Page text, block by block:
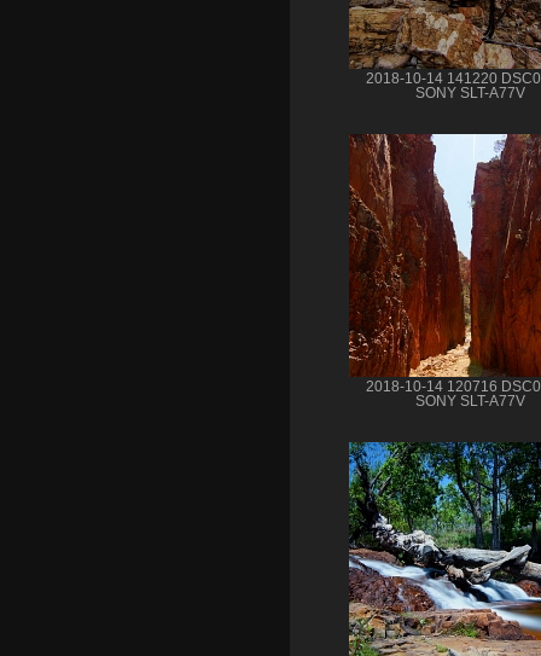
2018-10-14 141220
SONY SLT-A77V
2018-10-14 120716
SONY SLT-A77V